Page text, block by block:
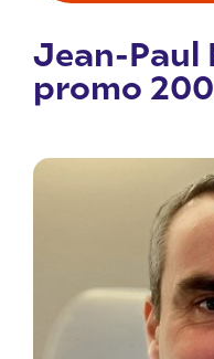
Jean-Paul
promo